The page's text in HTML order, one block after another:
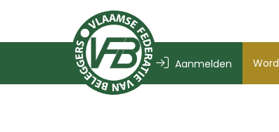
Aanmelden